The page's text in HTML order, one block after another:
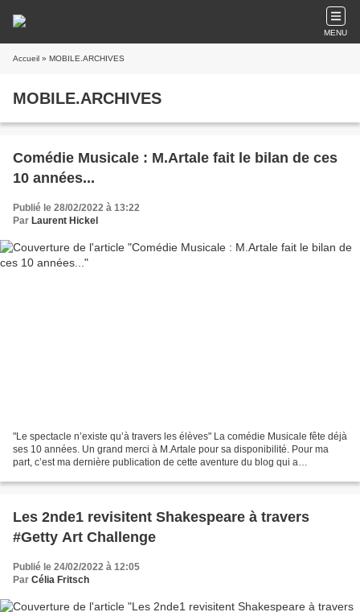
MENU
Accueil » MOBILE.ARCHIVES
MOBILE.ARCHIVES
Comédie Musicale : M.Artale fait le bilan de ces
10 années...
Publié le 28/02/2022 à 13:22
Par Laurent Hickel
"Le spectacle n’existe qu’à travers les élèves" La comédie Musicale fête déjà
ses 10 années. Un grand merci à M.Artale pour sa disponibilité. Pour ma
part, c’est ma dernière publication de cette aventure du blog qui a
Les 2nde1 revisitent Shakespeare à travers
#Getty Art Challenge
Publié le 24/02/2022 à 12:05
Par Célia Fritsch